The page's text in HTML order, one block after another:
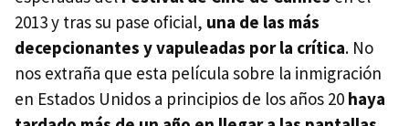
2013 y tras su pase oficial, una de las más
decepcionantes y vapuleadas por la crítica. No
nos extraña que esta película sobre la inmigración
en Estados Unidos a principios de los años 20 haya